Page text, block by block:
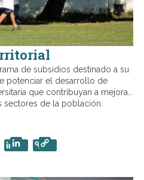
de subsidios destinado a su
potenciar el desarrollo de
que contribuyan a mejorar
sectores de la población.
LinkedInCopy
Link